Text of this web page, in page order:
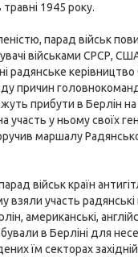
травні 1945 року.
парад військ
військами СРСР, США,
радянське
причин
прибути в Берлін на
участь у ньому своїх
маршалу
військ країн
взяли участь радянські
американські,
в Берліні для
їм секторах західній